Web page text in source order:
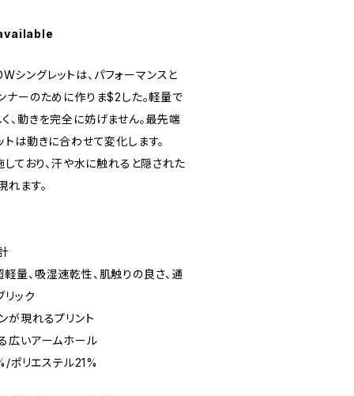
シングレットは、パフォーマンスと
ナーのために作りま$2した。軽量で
、動きを完全に妨げません。最先端
は動きに合わせて変化します。
ており、汗や水に触れると隠された
ます。
量、吸湿速乾性、肌触りの良さ、通
ック
が現れるプリント
広いアームホール
ポリエステル21%